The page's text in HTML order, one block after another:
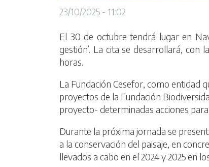
23/10/2025 - 11:02
El 30 de octubre tendrá lugar en
gestión’. La cita se desarrollará, con
horas.
La Fundación Cesefor, como entidad
proyectos de la Fundación
proyecto- determinadas acciones
Durante la próxima jornada se
a la conservación del paisaje, en
llevados a cabo en el 2024 y 2025 en